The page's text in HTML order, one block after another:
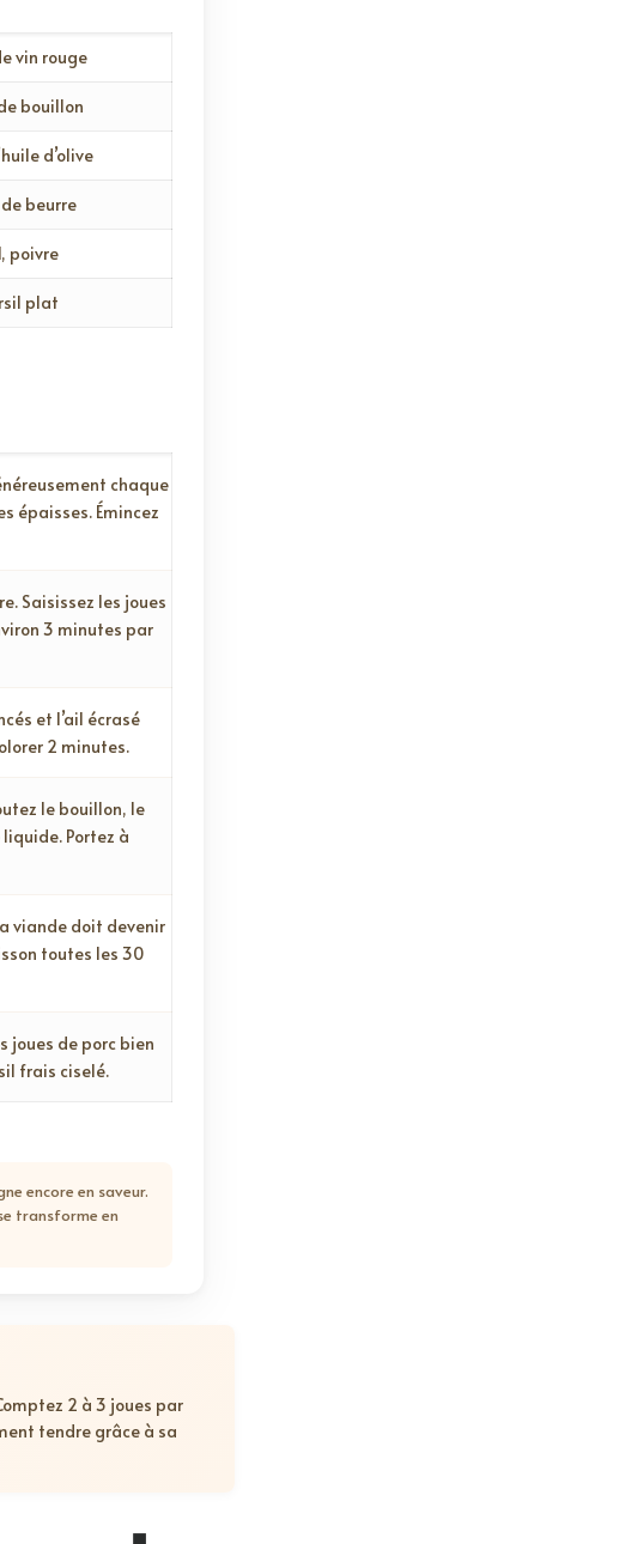
vin rouge
bouillon
d’olive
beurre
poivre
plat
chaque
épaisses. Émincez
Saisissez les joues
3 minutes par
et l’ail écrasé
2 minutes.
le bouillon, le
Portez à
viande doit devenir
toutes les 30
joues de porc bien
frais ciselé.
encore en saveur.
transforme en
2 à 3 joues par
tendre grâce à sa